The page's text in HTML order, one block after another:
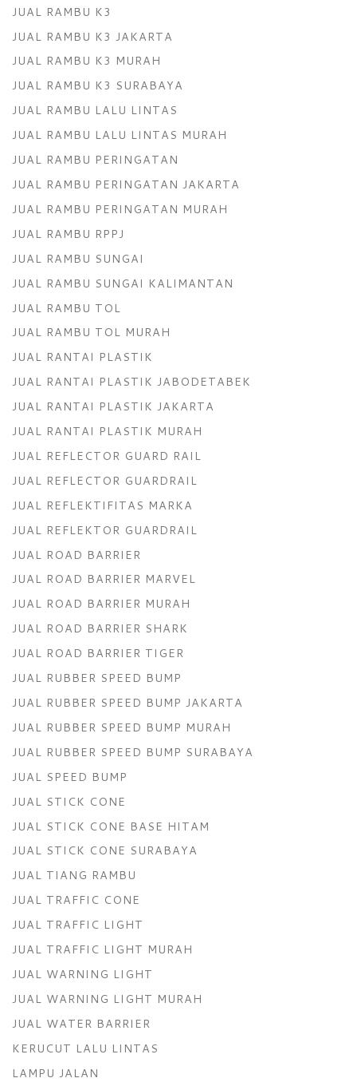
JUAL RAMBU K3
JUAL RAMBU K3 JAKARTA
JUAL RAMBU K3 MURAH
JUAL RAMBU K3 SURABAYA
JUAL RAMBU LALU LINTAS
JUAL RAMBU LALU LINTAS MURAH
JUAL RAMBU PERINGATAN
JUAL RAMBU PERINGATAN JAKARTA
JUAL RAMBU PERINGATAN MURAH
JUAL RAMBU RPPJ
JUAL RAMBU SUNGAI
JUAL RAMBU SUNGAI KALIMANTAN
JUAL RAMBU TOL
JUAL RAMBU TOL MURAH
JUAL RANTAI PLASTIK
JUAL RANTAI PLASTIK JABODETABEK
JUAL RANTAI PLASTIK JAKARTA
JUAL RANTAI PLASTIK MURAH
JUAL REFLECTOR GUARD RAIL
JUAL REFLECTOR GUARDRAIL
JUAL REFLEKTIFITAS MARKA
JUAL REFLEKTOR GUARDRAIL
JUAL ROAD BARRIER
JUAL ROAD BARRIER MARVEL
JUAL ROAD BARRIER MURAH
JUAL ROAD BARRIER SHARK
JUAL ROAD BARRIER TIGER
JUAL RUBBER SPEED BUMP
JUAL RUBBER SPEED BUMP JAKARTA
JUAL RUBBER SPEED BUMP MURAH
JUAL RUBBER SPEED BUMP SURABAYA
JUAL SPEED BUMP
JUAL STICK CONE
JUAL STICK CONE BASE HITAM
JUAL STICK CONE SURABAYA
JUAL TIANG RAMBU
JUAL TRAFFIC CONE
JUAL TRAFFIC LIGHT
JUAL TRAFFIC LIGHT MURAH
JUAL WARNING LIGHT
JUAL WARNING LIGHT MURAH
JUAL WATER BARRIER
KERUCUT LALU LINTAS
LAMPU JALAN